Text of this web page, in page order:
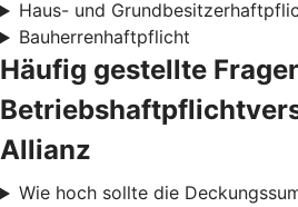
Haus- und
Bauherrenhaftpflicht
Häufig gestellte
Allianz
Wie hoch sollte die